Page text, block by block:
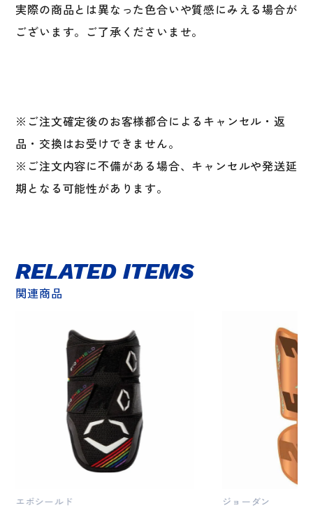
具
肘
ク
ー
MLB
個
実際の商品とは異なった色合いや質感にみえる場合が
ございます。ご了承くださいませ。
※ご注文確定後のお客様都合によるキャンセル・返
品・交換はお受けできません。
※ご注文内容に不備がある場合、キャンセルや発送延
期となる可能性があります。
関連商品
RELATED ITEMS
エボシールド ジョーダン